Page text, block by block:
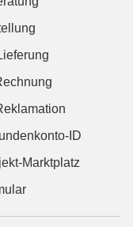
ID
Marktplatz